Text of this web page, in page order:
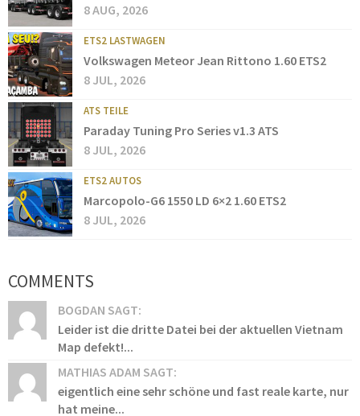
8 AUG, 2026
ETS2 LASTWAGEN
Volkswagen Meteor Jean Rittono 1.60 ETS2
8 JUL, 2026
ATS TEILE
Paraday Tuning Pro Series v1.3 ATS
8 JUL, 2026
ETS2 AUTOS
Marcopolo-G6 1550 LD 6×2 1.60 ETS2
8 JUL, 2026
COMMENTS
BOGDAN SAGT:
Leider ist die dritte Datei bei der aktuellen Vietnam
Map defekt!...
MATHIAS ADAM SAGT:
eigentlich eine sehr schöne und fast reale karte, nur
hat meine...